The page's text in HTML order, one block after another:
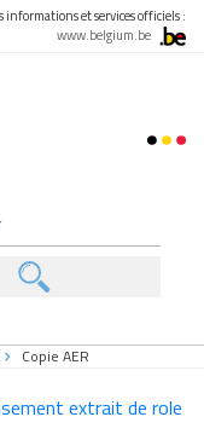
informations et services officiels :
www.belgium.be
Copie AER
extrait de role